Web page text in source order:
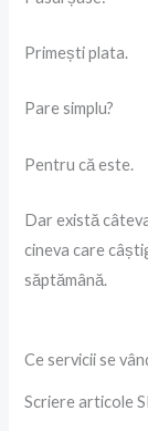
Primești plata.
Pare simplu?
Pentru că este.
Dar există
cineva care
săptămână.
Ce servicii se
Scriere articole